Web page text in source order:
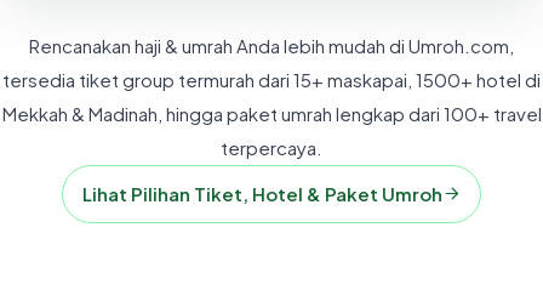
Rencanakan haji & umrah Anda lebih mudah di Umroh.com,
tersedia tiket group termurah dari 15+ maskapai, 1500+ hotel di
Mekkah & Madinah, hingga paket umrah lengkap dari 100+ travel
terpercaya.
Lihat Pilihan Tiket, Hotel & Paket Umroh